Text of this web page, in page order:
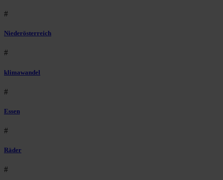
#
Niederösterreich
#
klimawandel
#
Essen
#
Räder
#